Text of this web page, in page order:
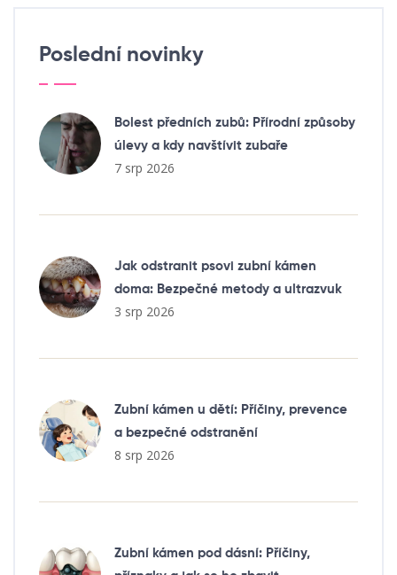
Poslední novinky
Bolest předních zubů: Přírodní způsoby
úlevy a kdy navštívit zubaře
7 srp 2026
Jak odstranit psovi zubní kámen
doma: Bezpečné metody a ultrazvuk
3 srp 2026
Zubní kámen u dětí: Příčiny, prevence
a bezpečné odstranění
8 srp 2026
Zubní kámen pod dásní: Příčiny,